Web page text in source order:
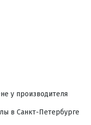
у производителя
в Санкт-Петербурге